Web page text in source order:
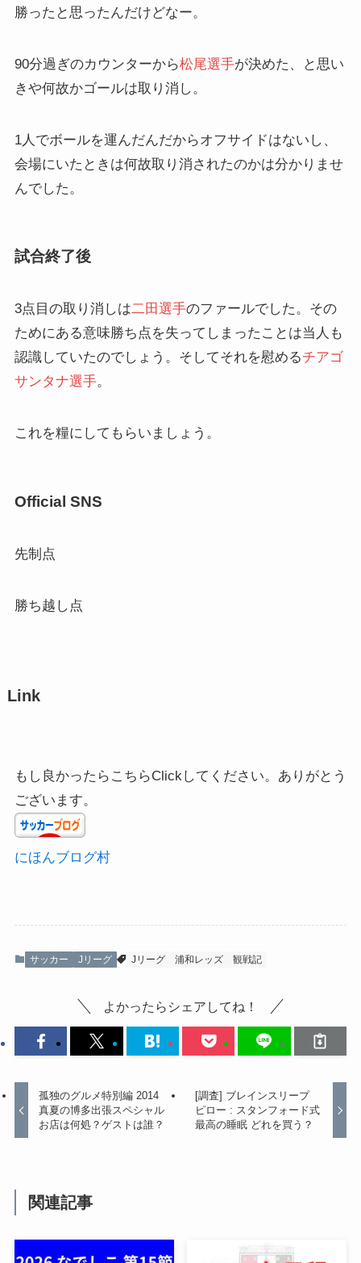
勝ったと思ったんだけどなー。
90分過ぎのカウンターから松尾選手が決めた、と思い
きや何故かゴールは取り消し。
1人でボールを運んだんだからオフサイドはないし、
会場にいたときは何故取り消されたのかは分かりませ
んでした。
試合終了後
3点目の取り消しは二田選手のファールでした。その
ためにある意味勝ち点を失ってしまったことは当人も
認識していたのでしょう。そしてそれを慰めるチアゴ
サンタナ選手。
これを糧にしてもらいましょう。
Official SNS
先制点
勝ち越し点
Link
もし良かったらこちらClickしてください。ありがとう
ございます。
にほんブログ村
サッカー Jリーグ Jリーグ 浦和レッズ 観戦記
よかったらシェアしてね！
孤独のグルメ特別編 2014
真夏の博多出張スペシャル
お店は何処？ゲストは誰？
[調査] ブレインスリープ
ピロー : スタンフォード式
最高の睡眠 どれを買う？
関連記事